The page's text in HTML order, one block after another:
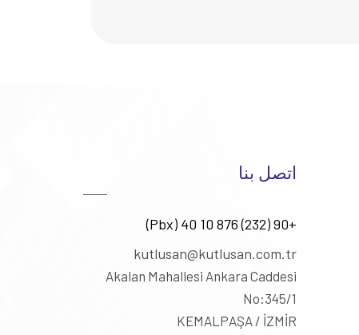
اتصل بنا
+90 (232) 876 10 40 (Pbx)
kutlusan@kutlusan.com.tr
Akalan Mahallesi Ankara Caddesi
No:345/1
KEMALPAŞA / İZMİR